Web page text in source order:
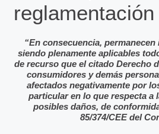
“En consecuencia,
siendo plenamente aplicables
de recurso que el citado Derecho
consumidores y demás
afectados negativamente por
particular en lo que respecta a
posibles daños, de
85/374/CEE del